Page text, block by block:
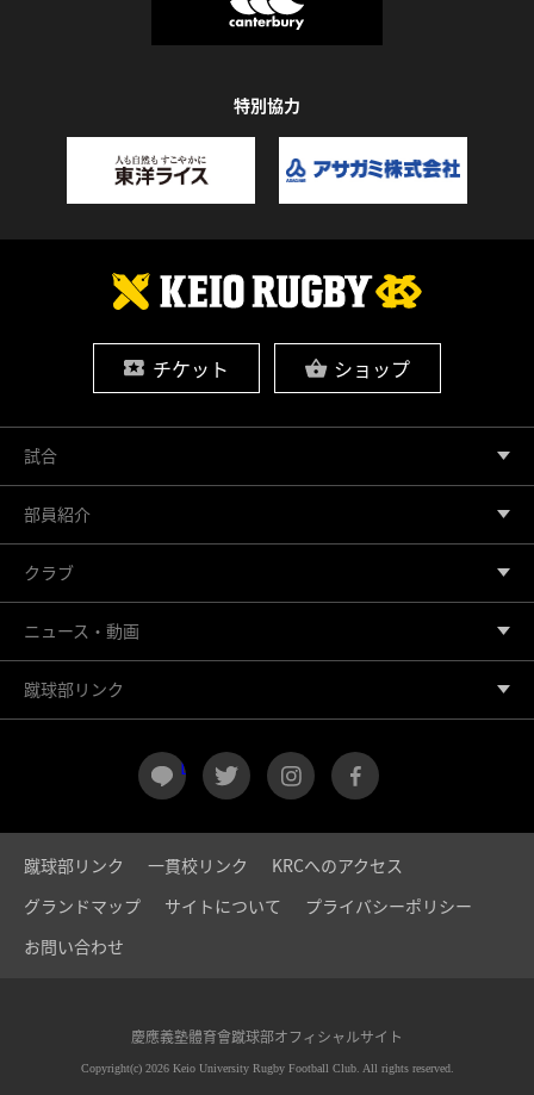
特別協力
チケット ショップ
LINE twitter instagram
試合
部員紹介
クラブ
ニュース・動画
蹴球部リンク
蹴球部リンク 一貫校リンク
KRCへのアクセス
グランドマップ
サイトについて
プライバシーポリシー
お問い合わせ
慶應義塾體育會蹴球部オフィシャルサイト
Copyright(c) 2026 Keio University Rugby Football Club. All rights reserved.